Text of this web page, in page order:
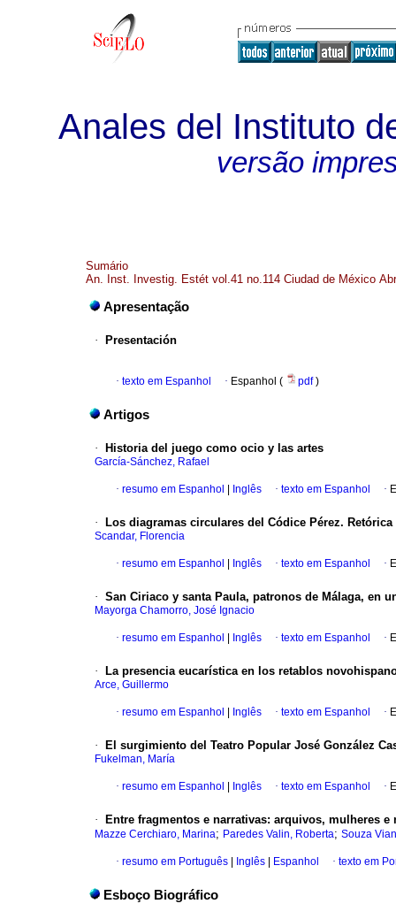
Anales del Instituto
versão
Sumário
An. Inst. Investig. Estét vol.41 no.114 Ciudad de México
Apresentação
· Presentación
· texto em Espanhol · Espanhol ( pdf)
Artigos
· Historia del juego como ocio y las artes
García-Sánchez, Rafael
· resumo em Espanhol Inglês · texto em Espanhol ·
· Los diagramas circulares del Códice Pérez.
Scandar, Florencia
· resumo em Espanhol Inglês · texto em Espanhol ·
· San Ciriaco y santa Paula, patronos de Málaga, en
Mayorga Chamorro, José Ignacio
· resumo em Espanhol Inglês · texto em Espanhol ·
· La presencia eucarística en los retablos
Arce, Guillermo
· resumo em Espanhol Inglês · texto em Espanhol ·
· El surgimiento del Teatro Popular José González
Fukelman, María
· resumo em Espanhol Inglês · texto em Espanhol ·
· Entre fragmentos e narrativas: arquivos, mulheres
Mazze Cerchiaro, Marina; Paredes Valin, Roberta; Souza
· resumo em Português Inglês Espanhol · texto em
Esboço Biográfico